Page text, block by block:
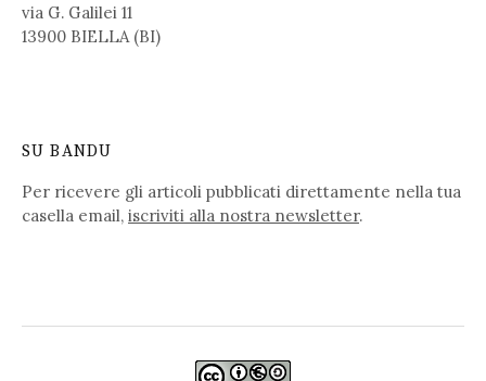
via G. Galilei 11
13900 BIELLA (BI)
SU BANDU
Per ricevere gli articoli pubblicati direttamente nella tua
casella email, iscriviti alla nostra newsletter.